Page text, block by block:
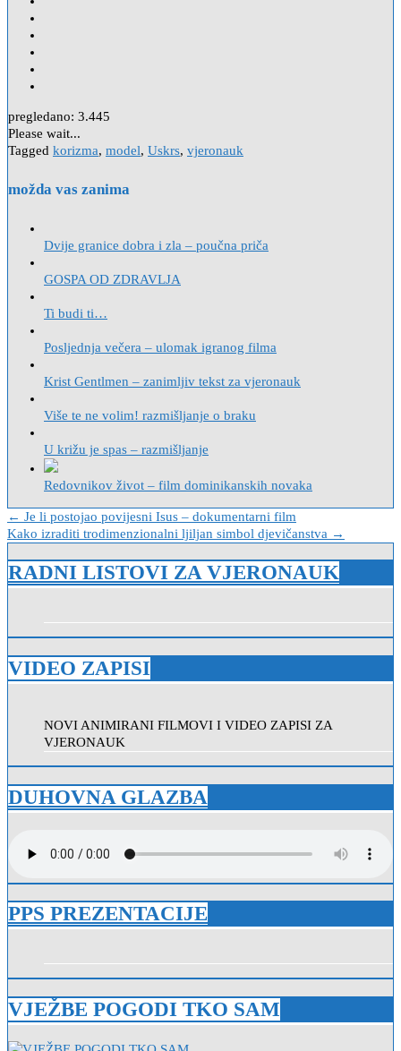
pregledano: 3.445
Please wait...
Tagged korizma, model, Uskrs, vjeronauk
možda vas zanima
Dvije granice dobra i zla – poučna priča
GOSPA OD ZDRAVLJA
Ti budi ti…
Posljednja večera – ulomak igranog filma
Krist Gentlmen – zanimljiv tekst za vjeronauk
Više te ne volim! razmišljanje o braku
U križu je spas – razmišljanje
Redovnikov život – film dominikanskih novaka
Navigacija
objava
← Je li postojao povijesni Isus – dokumentarni film
Kako izraditi trodimenzionalni ljiljan simbol djevičanstva →
RADNI LISTOVI ZA VJERONAUK
VIDEO ZAPISI
NOVI ANIMIRANI FILMOVI I VIDEO ZAPISI ZA
VJERONAUK
DUHOVNA GLAZBA
PPS PREZENTACIJE
VJEŽBE POGODI TKO SAM